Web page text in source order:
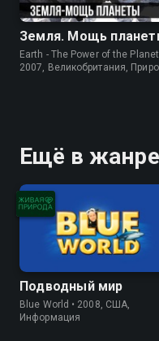
Земля. Мощь
Earth - The Power of the Planet
2007, Великобритания,
Ещё в
Подводный мир
Blue World • 2008, США,
Информация